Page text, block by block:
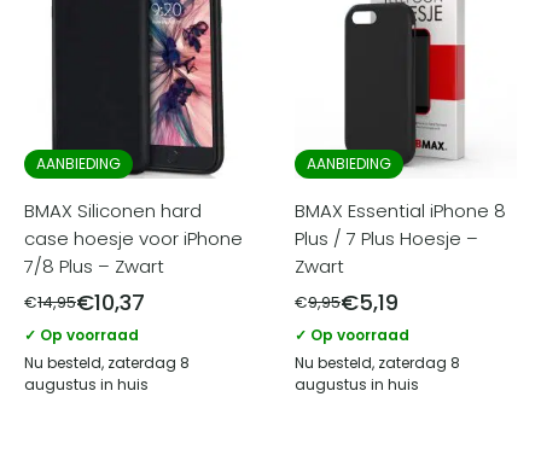
AANBIEDING
BMAX Siliconen hard
case hoesje voor iPhone
7/8 Plus – Zwart
€14,95€10,37
✓ Op voorraad
Nu besteld, zaterdag 8
augustus in huis
AANBIEDING
BMAX Essential iPhone 8
Plus / 7 Plus Hoesje –
Zwart
€9,95€5,19
✓ Op voorraad
Nu besteld, zaterdag 8
augustus in huis